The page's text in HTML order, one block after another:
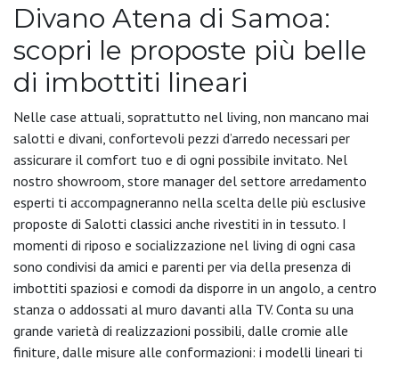
Divano Atena di Samoa:
scopri le proposte più belle
di imbottiti lineari
Nelle case attuali, soprattutto nel living, non mancano mai
salotti e divani, confortevoli pezzi d’arredo necessari per
assicurare il comfort tuo e di ogni possibile invitato. Nel
nostro showroom, store manager del settore arredamento
esperti ti accompagneranno nella scelta delle più esclusive
proposte di Salotti classici anche rivestiti in in tessuto. I
momenti di riposo e socializzazione nel living di ogni casa
sono condivisi da amici e parenti per via della presenza di
imbottiti spaziosi e comodi da disporre in un angolo, a centro
stanza o addossati al muro davanti alla TV. Conta su una
grande varietà di realizzazioni possibili, dalle cromie alle
finiture, dalle misure alle conformazioni: i modelli lineari ti